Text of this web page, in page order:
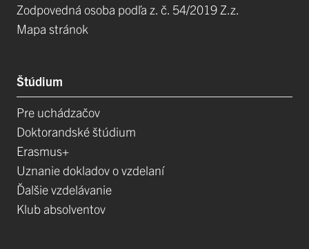
Zodpovedná osoba podľa z. č. 54/2019 Z.z.
Mapa stránok
Štúdium
Pre uchádzačov
Doktorandské štúdium
Erasmus+
Uznanie dokladov o vzdelaní
Ďalšie vzdelávanie
Klub absolventov